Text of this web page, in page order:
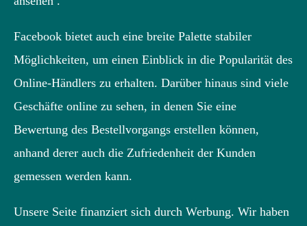
Facebook bietet auch eine breite Palette stabiler
Möglichkeiten, um einen Einblick in die Popularität des
Online-Händlers zu erhalten. Darüber hinaus sind viele
Geschäfte online zu sehen, in denen Sie eine
Bewertung des Bestellvorgangs erstellen können,
anhand derer auch die Zufriedenheit der Kunden
gemessen werden kann.
Unsere Seite finanziert sich durch Werbung. Wir haben